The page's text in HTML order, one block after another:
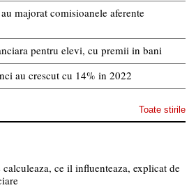
majorat comisioanele aferente
pentru elevi, cu premii in bani
au crescut cu 14% in 2022
Toate stirile
calculeaza, ce il influenteaza, explicat de